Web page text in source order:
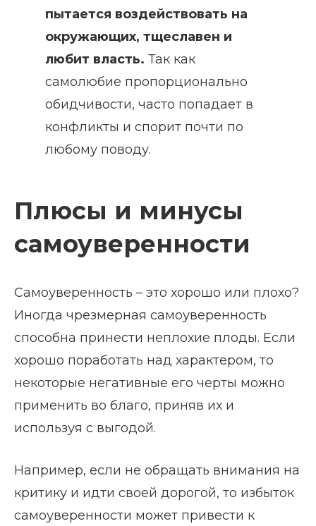
пытается воздействовать на
окружающих, тщеславен и
любит власть. Так как
самолюбие пропорционально
обидчивости, часто попадает в
конфликты и спорит почти по
любому поводу.
Плюсы и минусы
самоуверенности
Самоуверенность – это хорошо или плохо?
Иногда чрезмерная самоуверенность
способна принести неплохие плоды. Если
хорошо поработать над характером, то
некоторые негативные его черты можно
применить во благо, приняв их и
используя с выгодой.
Например, если не обращать внимания на
критику и идти своей дорогой, то избыток
самоуверенности может привести к